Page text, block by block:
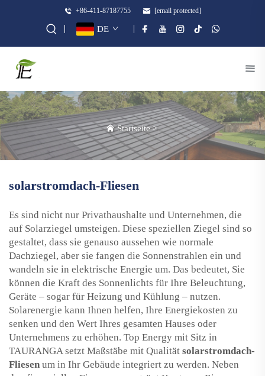
+86-411-87187755 [email protected]
DE
Startseite>
solarstromdach-Fliesen
Es sind nicht nur Privathaushalte und Unternehmen, die
auf Solarziegel umsteigen. Diese speziellen Ziegel sind so
gestaltet, dass sie genauso aussehen wie normale
Dachziegel, aber sie fangen die Sonnenstrahlen ein und
wandeln sie in elektrische Energie um. Das bedeutet, Sie
können die Kraft des Sonnenlichts für Ihre Beleuchtung,
Geräte – sogar für Heizung und Kühlung – nutzen.
Solarenergie kann Ihnen helfen, Ihre Energiekosten zu
senken und den Wert Ihres gesamten Hauses oder
Unternehmens zu erhöhen. Top Energy mit Sitz in
TAURANGA setzt Maßstäbe mit Qualität solarstromdach-
Fliesen um in Ihr Gebäude integriert zu werden. Neben